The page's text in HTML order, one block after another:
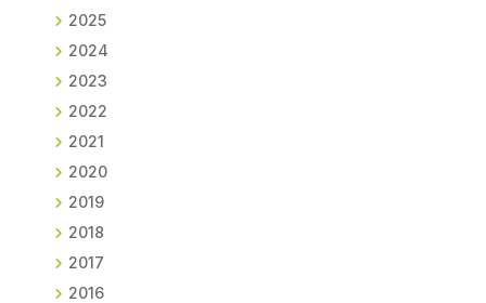
2025
2024
2023
2022
2021
2020
2019
2018
2017
2016